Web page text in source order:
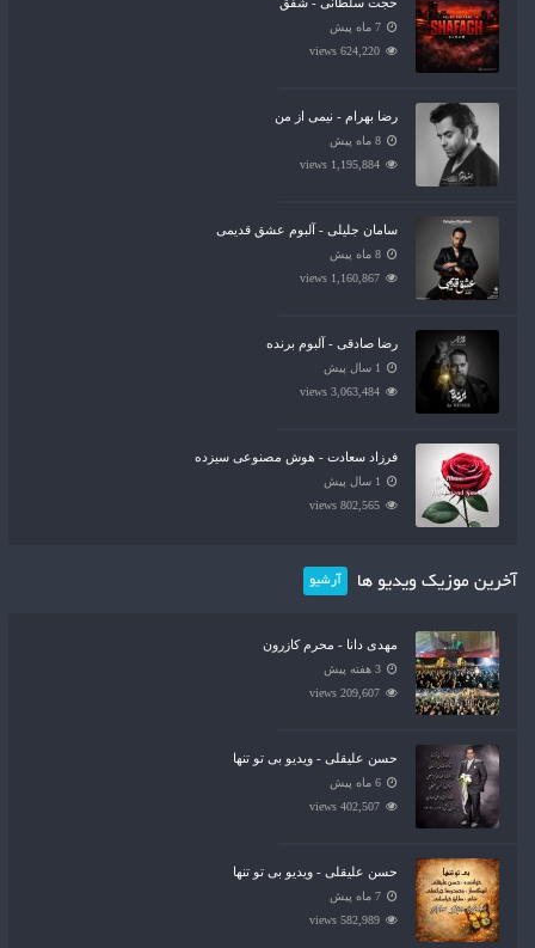
7 ماه پیش
624,220 views
رضا بهرام - نیمی از من
8 ماه پیش
1,195,884 views
سامان جلیلی - آلبوم عشق قدیمی
8 ماه پیش
1,160,867 views
رضا صادقی - آلبوم برنده
1 سال پیش
3,063,484 views
فرزاد سعادت - هوش مصنوعی سیزده
1 سال پیش
802,565 views
آخرین موزیک ویدیو ها آرشیو
مهدی دانا - محرم کازرون
3 هفته پیش
209,607 views
حسن علیقلی - ویدیو بی تو تنها
6 ماه پیش
402,507 views
حسن علیقلی - ویدیو بی تو تنها
7 ماه پیش
582,989 views